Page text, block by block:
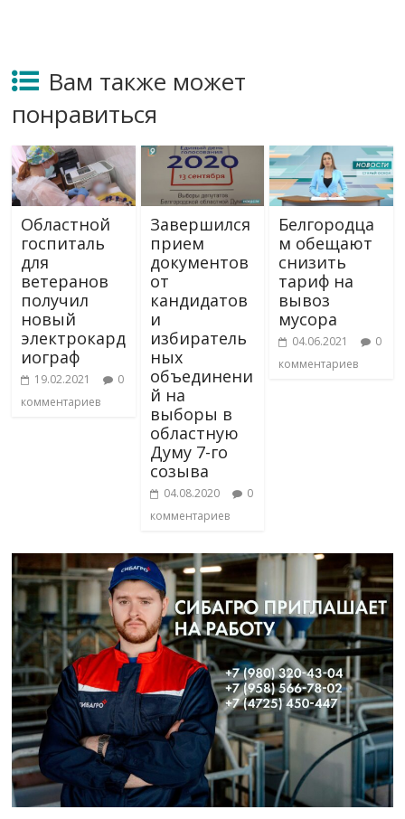
Вам также может
понравиться
Областной
госпиталь
для
ветеранов
получил
новый
электрокард
иограф
19.02.2021
0
комментариев
Завершился
прием
документов
от
кандидатов
и
избиратель
ных
объединени
й на
выборы в
областную
Думу 7-го
созыва
04.08.2020
0
комментариев
Белгородца
м обещают
снизить
тариф на
вывоз
мусора
04.06.2021
0
комментариев